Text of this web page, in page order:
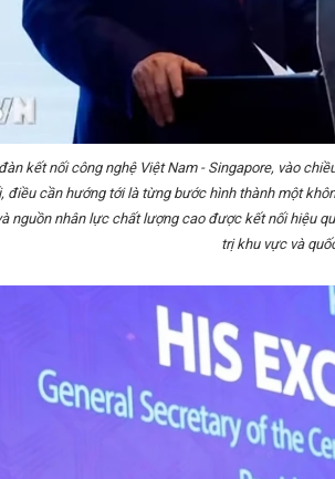
kết nối công nghệ Việt Nam - Singapore, vào
điều cần hướng tới là từng bước hình thành một
nguồn nhân lực chất lượng cao được kết nối hiệu
trị khu vực và